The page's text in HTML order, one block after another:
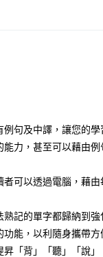
句及中譯，讓您的學
能力，甚至可以藉由
者可以透過電腦，藉
熟記的單字都歸納到
能，以利隨身攜帶方
「背」「聽」「說」